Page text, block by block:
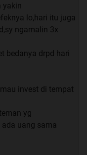
yakin
lo,hari itu juga
ngamalin 3x
bedanya drpd hari
invest di tempat
yg
uang sama